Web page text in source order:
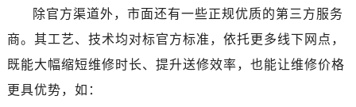
除官方渠道外，市面还有一些正规优质的第三方服务
商。其工艺、技术均对标官方标准，依托更多线下网点，
既能大幅缩短维修时长、提升送修效率，也能让维修价格
更具优势，如：